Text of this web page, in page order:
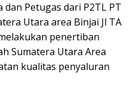
Petugas dari P2TL PT
Utara area Binjai Jl TA
penertiban
Sumatera Utara Area
kualitas penyaluran